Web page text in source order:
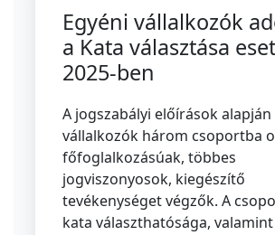
Egyéni vállalkozók
a Kata választása
2025-ben
A jogszabályi előírások alapján
vállalkozók három csoportba
főfoglalkozásúak, többes
jogviszonyosok, kiegészítő
tevékenységet végzők. A
kata választhatósága, valamint